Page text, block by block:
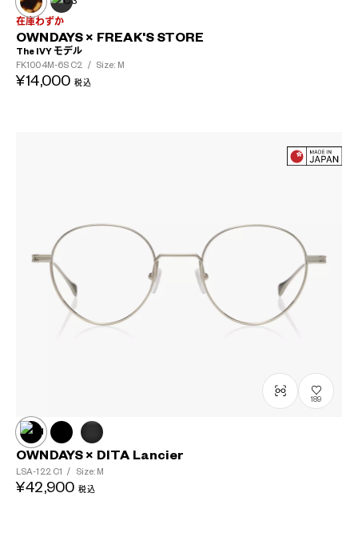
在庫わずか
OWNDAYS × FREAK'S STORE
The IVY モデル
FK1004M-6S C2 / Size: M
¥14,000 税込
189
OWNDAYS × DITA Lancier
LSA-122 C1 / Size: M
¥42,900 税込